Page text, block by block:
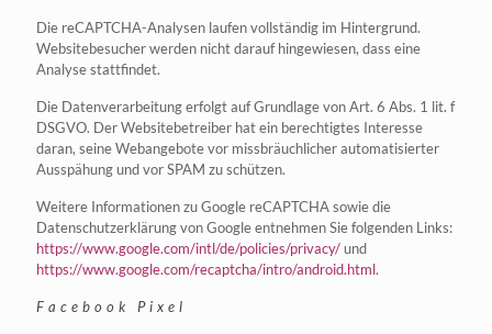
Die reCAPTCHA-Analysen laufen vollständig im Hintergrund.
Websitebesucher werden nicht darauf hingewiesen, dass eine
Analyse stattfindet.
Die Datenverarbeitung erfolgt auf Grundlage von Art. 6 Abs. 1 lit. f
DSGVO. Der Websitebetreiber hat ein berechtigtes Interesse
daran, seine Webangebote vor missbräuchlicher automatisierter
Ausspähung und vor SPAM zu schützen.
Weitere Informationen zu Google reCAPTCHA sowie die
Datenschutzerklärung von Google entnehmen Sie folgenden Links:
https://www.google.com/intl/de/policies/privacy/und
https://www.google.com/recaptcha/intro/android.html.
Facebook Pixel